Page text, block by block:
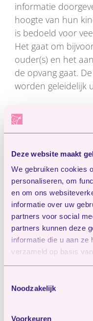
Deze website maakt
We gebruiken cookies
personaliseren, om
en om ons
informatie over uw
partners voor social
partners kunnen deze
informatie die u aan ze
verzameld op basis
Noodzakelijk
Voorkeuren
informatie
hoogte van hun
is bedoeld voor
Het gaat om
ouder(s) en het
de opvang gaat.
worden geleidelijk
Ervaringen
De app is de
een groep van
Belastingdienst/
eerste fase zeer
van nieuwe
kunnenfeedback
website van de
de mogelijkheid
app-stores. Aan
Belastingdienst/
uitbreiden in
De app